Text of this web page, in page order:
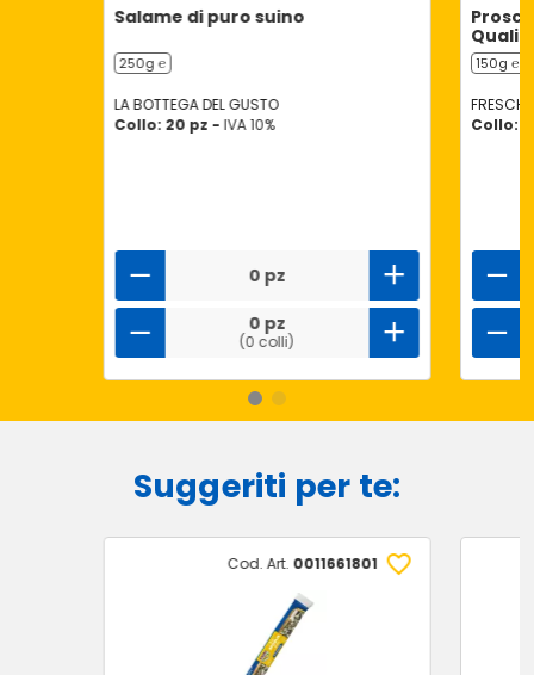
Salame di puro suino
250g ℮
LA BOTTEGA DEL GUSTO
Collo: 20 pz - IVA 10%
0 pz
0 pz
(0 colli)
150g ℮
Collo:
Suggeriti per te:
Cod. Art. 0011661801